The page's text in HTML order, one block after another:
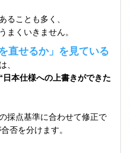
ることも多く、
まくいきません。
直せるか」を見ている
、
本仕様への上書きができた
採点基準に合わせて修正で
否を分けます。